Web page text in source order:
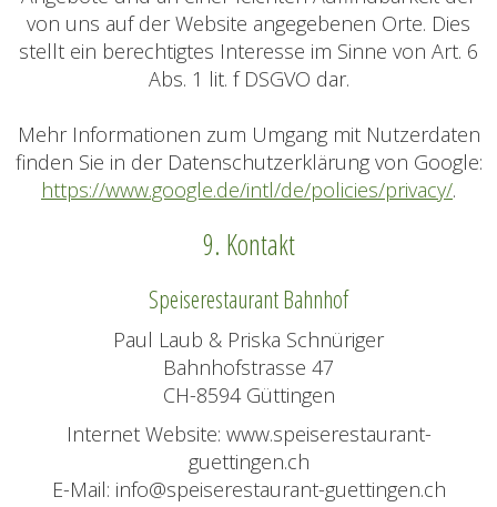
von uns auf der Website angegebenen Orte. Dies
stellt ein berechtigtes Interesse im Sinne von Art. 6
Abs. 1 lit. f DSGVO dar.
Mehr Informationen zum Umgang mit Nutzerdaten
finden Sie in der Datenschutzerklärung von Google:
https://www.google.de/intl/de/policies/privacy/.
9. Kontakt
Speiserestaurant Bahnhof
Paul Laub & Priska Schnüriger
Bahnhofstrasse 47
CH-8594 Güttingen
Internet Website: www.speiserestaurant-
guettingen.ch
E-Mail: info@speiserestaurant-guettingen.ch